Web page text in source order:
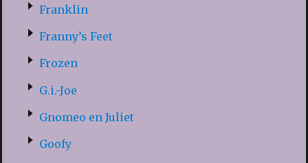
Franklin
Franny’s Feet
Frozen
G.i.-Joe
Gnomeo en Juliet
Goofy